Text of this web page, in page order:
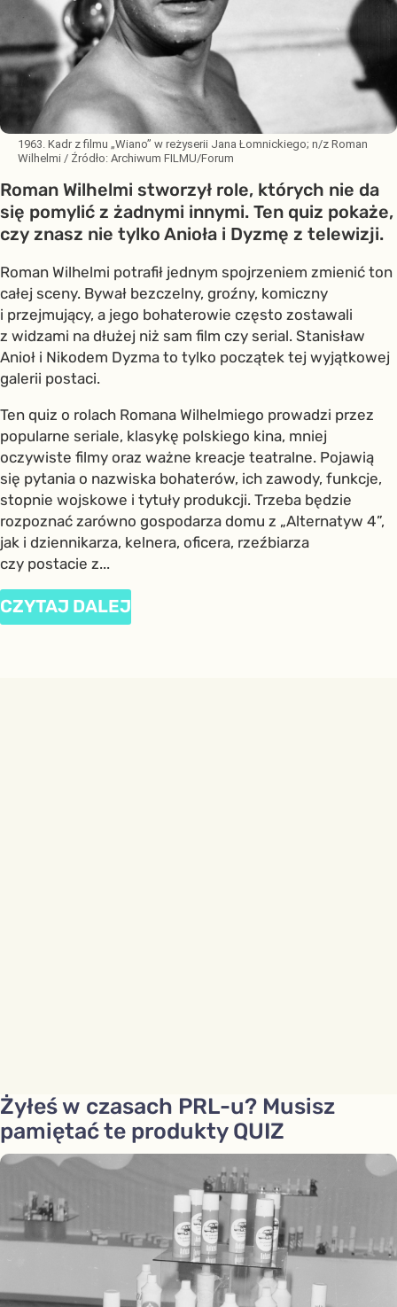
1963. Kadr z filmu „Wiano” w reżyserii Jana Łomnickiego; n/z Roman
Wilhelmi / Źródło: Archiwum FILMU/Forum
Roman Wilhelmi stworzył role, których nie da
się pomylić z żadnymi innymi. Ten quiz pokaże,
czy znasz nie tylko Anioła i Dyzmę z telewizji.
Roman Wilhelmi potrafił jednym spojrzeniem zmienić ton
całej sceny. Bywał bezczelny, groźny, komiczny
i przejmujący, a jego bohaterowie często zostawali
z widzami na dłużej niż sam film czy serial. Stanisław
Anioł i Nikodem Dyzma to tylko początek tej wyjątkowej
galerii postaci.
Ten quiz o rolach Romana Wilhelmiego prowadzi przez
popularne seriale, klasykę polskiego kina, mniej
oczywiste filmy oraz ważne kreacje teatralne. Pojawią
się pytania o nazwiska bohaterów, ich zawody, funkcje,
stopnie wojskowe i tytuły produkcji. Trzeba będzie
rozpoznać zarówno gospodarza domu z „Alternatyw 4”,
jak i dziennikarza, kelnera, oficera, rzeźbiarza
czy postacie z...
CZYTAJ DALEJ
Żyłeś w czasach PRL-u? Musisz
pamiętać te produkty QUIZ